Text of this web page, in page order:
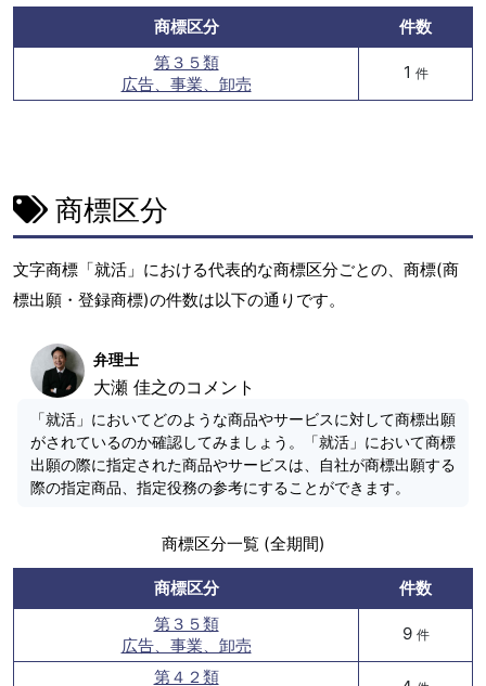
商標区分
件数
第３５類
広告、事業、卸売
1 件
商標区分
文字商標「就活」における代表的な商標区分ごとの、商標(商
標出願・登録商標)の件数は以下の通りです。
弁理士
大瀬 佳之のコメント
「就活」においてどのような商品やサービスに対して商標出願
がされているのか確認してみましょう。「就活」において商標
出願の際に指定された商品やサービスは、自社が商標出願する
際の指定商品、指定役務の参考にすることができます。
商標区分一覧 (全期間)
商標区分
件数
第３５類
広告、事業、卸売
9 件
第４２類